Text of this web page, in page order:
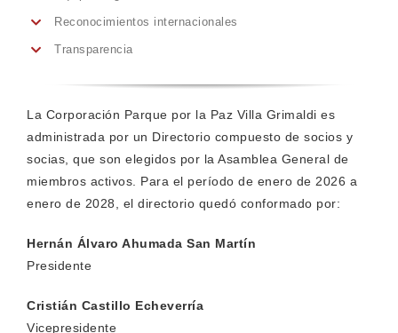
Reconocimientos internacionales
Transparencia
La Corporación Parque por la Paz Villa Grimaldi es
administrada por un Directorio compuesto de socios y
socias, que son elegidos por la Asamblea General de
miembros activos. Para el período de enero de 2026 a
enero de 2028 , el directorio quedó conformado por:
Hernán Álvaro Ahumada San Martín
Presidente
Cristián Castillo Echeverría
Vicepresidente